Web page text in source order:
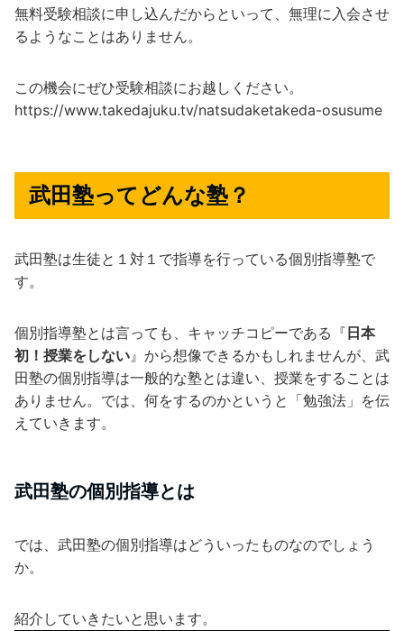
無料受験相談に申し込んだからといって、無理に入会させ
るようなことはありません。
この機会にぜひ受験相談にお越しください。
https://www.takedajuku.tv/natsudaketakeda-osusume
武田塾ってどんな塾？
武田塾は生徒と１対１で指導を行っている個別指導塾で
す。
個別指導塾とは言っても、キャッチコピーである『 日本
初！授業をしない』から想像できるかもしれませんが、武
田塾の個別指導は一般的な塾とは違い、授業をすることは
ありません。では、何をするのかというと「勉強法」を伝
えていきます。
武田塾の個別指導とは
では、武田塾の個別指導はどういったものなのでしょう
か。
紹介していきたいと思います。